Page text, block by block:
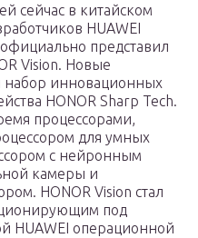
сейчас в китайском
HUAWEI
представил
Vision. Новые
набор инновационных
HONOR Sharp Tech.
процессорами,
для умных
с нейронным
камеры и
HONOR Vision стал
под
HUAWEI операционной